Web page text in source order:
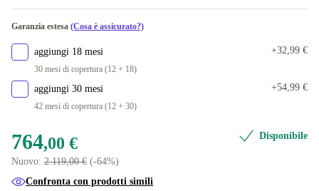
Garanzia estesa (Cosa è assicurato?)
aggiungi 18 mesi
30 mesi di copertura (12 + 18)
+32,99 €
aggiungi 30 mesi
42 mesi di copertura (12 + 30)
+54,99 €
764,00 €
Nuovo: 2.119,00 € (-64%)
Disponibile
Confronta con prodotti simili